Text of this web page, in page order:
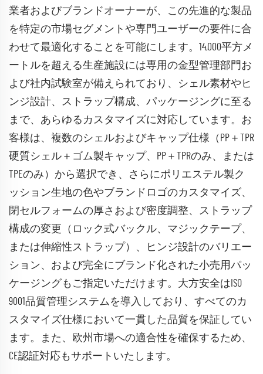
業者およびブランドオーナーが、この先進的な製品
を特定の市場セグメントや専門ユーザーの要件に合
わせて最適化することを可能にします。14,000平方メ
ートルを超える生産施設には専用の金型管理部門お
よび社内試験室が備えられており、シェル素材やヒ
ンジ設計、ストラップ構成、パッケージングに至る
まで、あらゆるカスタマイズに対応しています。お
客様は、複数のシェルおよびキャップ仕様（PP＋TPR
硬質シェル＋ゴム製キャップ、PP＋TPRのみ、または
TPEのみ）から選択でき、さらにポリエステル製ク
ッション生地の色やブランドロゴのカスタマイズ、
閉セルフォームの厚さおよび密度調整、ストラップ
構成の変更（ロック式バックル、マジックテープ、
または伸縮性ストラップ）、ヒンジ設計のバリエー
ション、および完全にブランド化された小売用パッ
ケージングもご指定いただけます。大方安全はISO
9001品質管理システムを導入しており、すべてのカ
スタマイズ仕様において一貫した品質を保証してい
ます。また、欧州市場への適合性を確保するため、
CE認証対応もサポートいたします。